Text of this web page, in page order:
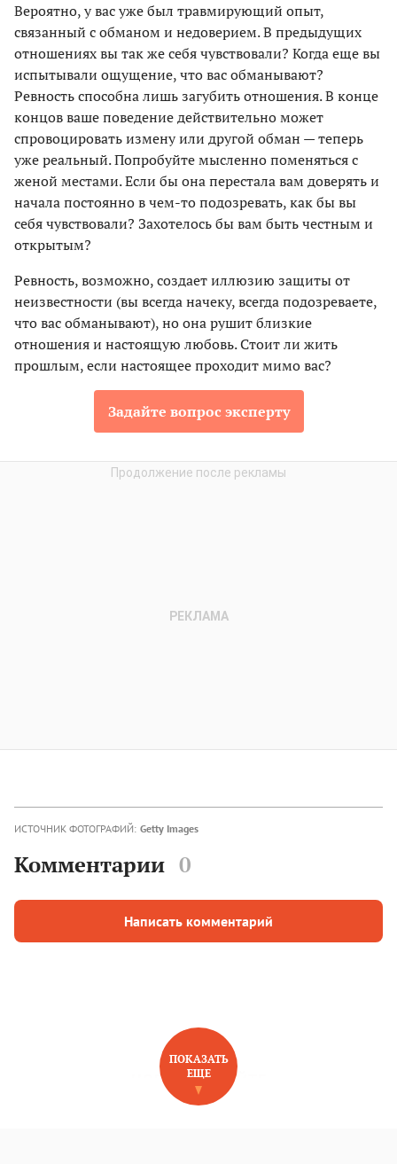
Вероятно, у вас уже был травмирующий опыт,
связанный с обманом и недоверием. В предыдущих
отношениях вы так же себя чувствовали? Когда еще вы
испытывали ощущение, что вас обманывают?
Ревность способна лишь загубить отношения. В конце
концов ваше поведение действительно может
спровоцировать измену или другой обман — теперь
уже реальный. Попробуйте мысленно поменяться с
женой местами. Если бы она перестала вам доверять и
начала постоянно в чем-то подозревать, как бы вы
себя чувствовали? Захотелось бы вам быть честным и
открытым?
Ревность, возможно, создает иллюзию защиты от
неизвестности (вы всегда начеку, всегда подозреваете,
что вас обманывают), но она рушит близкие
отношения и настоящую любовь. Стоит ли жить
прошлым, если настоящее проходит мимо вас?
Задайте вопрос эксперту
ИСТОЧНИК ФОТОГРАФИЙ: Getty Images
Комментарии 0
Написать комментарий
НОВОЕ НА САЙТЕ
ПОКАЗАТЬ
ЕЩЕ